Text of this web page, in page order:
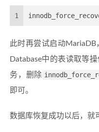
1
此时再尝试启动
Database中的表读取等
务，删除
即可。
数据库恢复成功以后，就